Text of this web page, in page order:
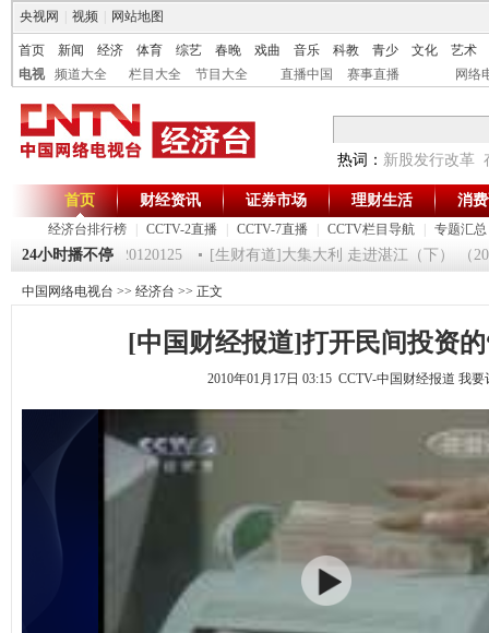
央视网 视频 网站地图
首页 新闻 经济 体育 综艺 春晚 戏曲 音乐 科教 青少 文化
艺术
电视
频道大全 栏目大全 节目大全 直播中国 赛事直播 网络
热词： 新股发行改革
首页
经济台排行榜 CCTV-2直播 CCTV-7直播 CCTV栏目导航 专题汇总
财经资讯 证券市场 理财生活 消
24小时播不停
《第一时间》 20120125 [生财有道]大集大利 走进湛江（下） （
中国网络电视台 >> 经济台 >> 正文
[中国财经报道]打开民间投资
2010年01月17日 03:15 CCTV-中国财经报道 我要